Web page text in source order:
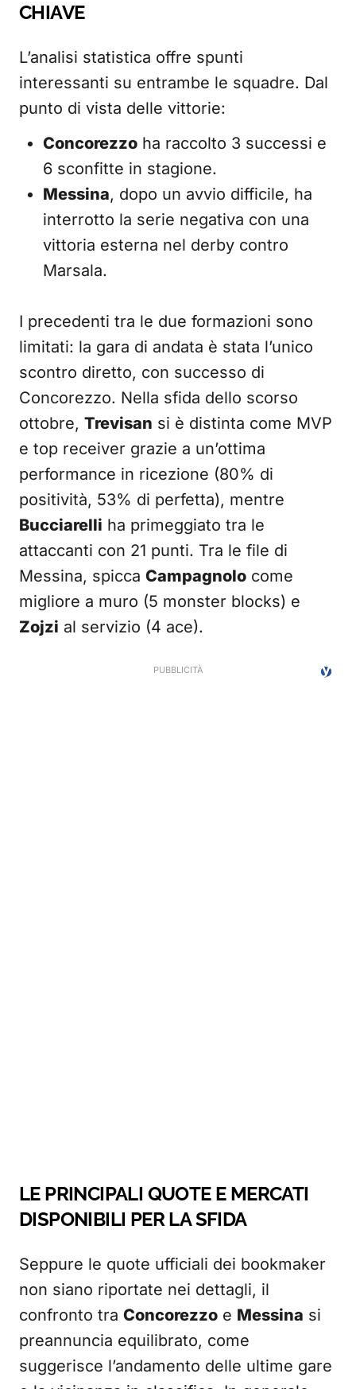
CHIAVE
L’analisi statistica offre spunti
interessanti su entrambe le squadre. Dal
punto di vista delle vittorie:
Concorezzo ha raccolto 3 successi e
6 sconfitte in stagione.
Messina, dopo un avvio difficile, ha
interrotto la serie negativa con una
vittoria esterna nel derby contro
Marsala.
I precedenti tra le due formazioni sono
limitati: la gara di andata è stata l’unico
scontro diretto, con successo di
Concorezzo. Nella sfida dello scorso
ottobre, Trevisan si è distinta come MVP
e top receiver grazie a un’ottima
performance in ricezione (80% di
positività, 53% di perfetta), mentre
Bucciarelli ha primeggiato tra le
attaccanti con 21 punti. Tra le file di
Messina, spicca Campagnolo come
migliore a muro (5 monster blocks) e
Zojzi al servizio (4 ace).
LE PRINCIPALI QUOTE E MERCATI
DISPONIBILI PER LA SFIDA
Seppure le quote ufficiali dei bookmaker
non siano riportate nei dettagli, il
confronto tra Concorezzo e Messina si
preannuncia equilibrato, come
suggerisce l’andamento delle ultime gare